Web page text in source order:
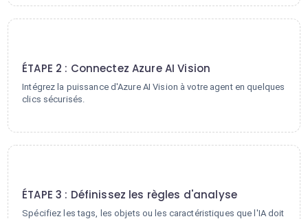
ÉTAPE 2 : Connectez Azure AI Vision
Intégrez la puissance d'Azure AI Vision à votre agent en quelques
clics sécurisés.
ÉTAPE 3 : Définissez les règles d'analyse
Spécifiez les tags, les objets ou les caractéristiques que l'IA doit